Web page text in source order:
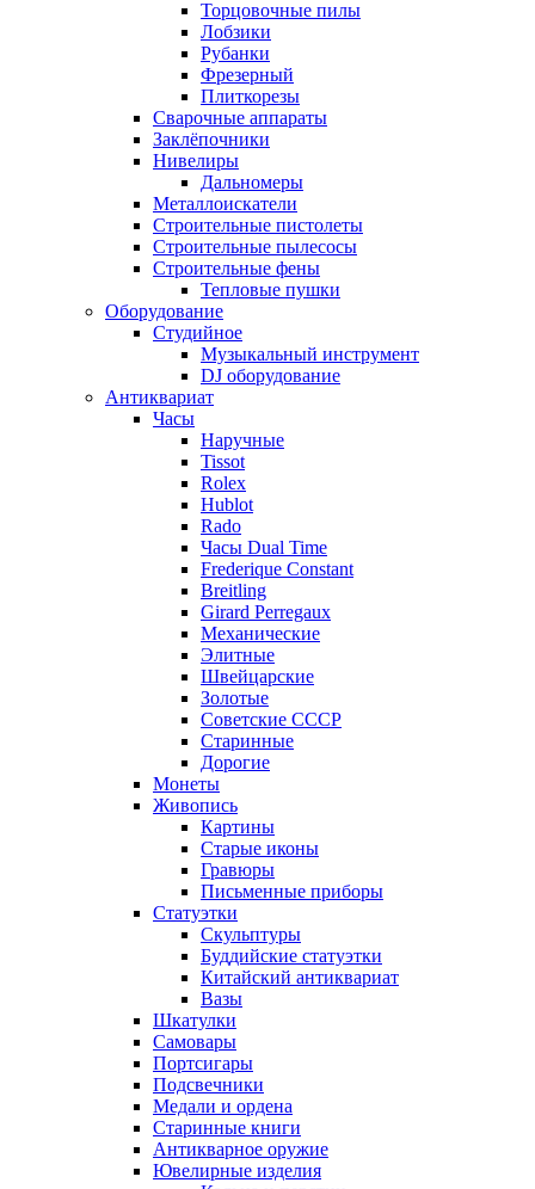
Торцовочные пилы
Лобзики
Рубанки
Фрезерный
Плиткорезы
Сварочные аппараты
Заклёпочники
Нивелиры
Дальномеры
Металлоискатели
Строительные пистолеты
Строительные пылесосы
Строительные фены
Тепловые пушки
Оборудование
Студийное
Музыкальный инструмент
DJ оборудование
Антиквариат
Часы
Наручные
Tissot
Rolex
Hublot
Rado
Часы Dual Time
Frederique Constant
Breitling
Girard Perregaux
Механические
Элитные
Швейцарские
Золотые
Советские СССР
Старинные
Дорогие
Монеты
Живопись
Картины
Старые иконы
Гравюры
Письменные приборы
Статуэтки
Скульптуры
Буддийские статуэтки
Китайский антиквариат
Вазы
Шкатулки
Самовары
Портсигары
Подсвечники
Медали и ордена
Старинные книги
Антикварное оружие
Ювелирные изделия